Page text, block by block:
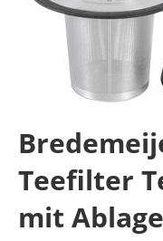
Teefilter
mit Ablage